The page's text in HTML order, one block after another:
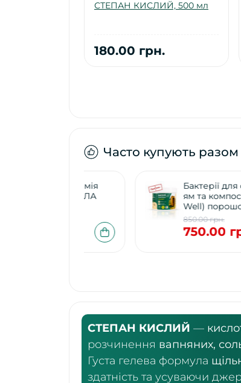
СТЕПАН КИСЛИЙ, 500 мл
180.00 грн.
Часто купують разом
Бактерії для септиків,
ям та компосту
Well) порошок 400 г
750.00 грн.
СТЕПАН КИСЛИЙ —
розчинення вапняних,
Густа гелева формула
здатність та усуваючи